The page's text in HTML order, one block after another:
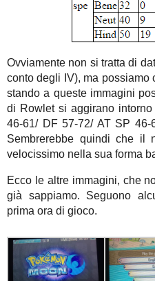
Ovviamente non si tratta di
conto degli IV), ma possiamo
stando a queste immagini
di Rowlet si aggirano
46-61/ DF 57-72/ AT SP
Sembrerebbe quindi che il
velocissimo nella sua forma
Ecco le altre immagini, che
già sappiamo. Seguono
prima ora di gioco.